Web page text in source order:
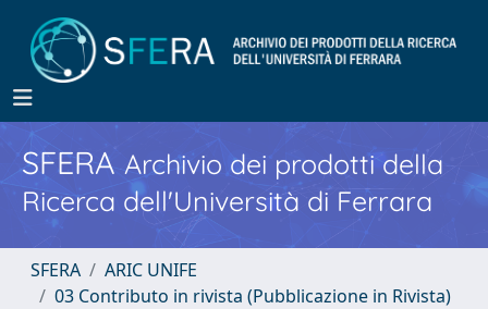
SFERA Archivio dei prodotti della
Ricerca dell'Università di Ferrara
SFERA
ARIC UNIFE
03 Contributo in rivista (Pubblicazione in Rivista)